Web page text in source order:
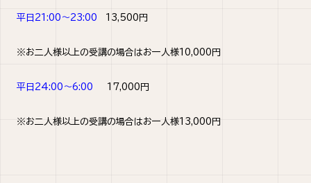
平日21:00～23:00 13,500円
※お二人様以上の受講の場合はお一人様10,000円
平日24:00～6:00 17,000円
※お二人様以上の受講の場合はお一人様13,000円